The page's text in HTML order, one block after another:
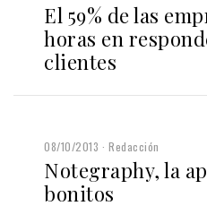
El 59% de las
horas en
clientes
08/10/2013 Redacción
Notegraphy, la
bonitos